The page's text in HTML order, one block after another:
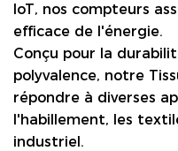
IoT, nos compteurs
efficace de l'énergie.
Conçu pour la
polyvalence, notre
répondre à diverses
l'habillement, les
industriel.